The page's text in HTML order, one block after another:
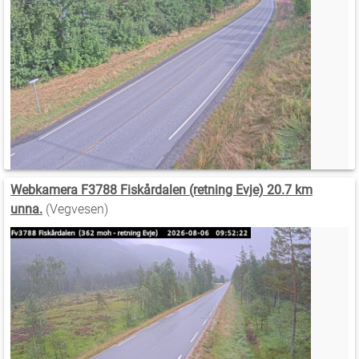
Webkamera F3788 Fiskårdalen (retning Evje) 20.7 km
unna. (Vegvesen)